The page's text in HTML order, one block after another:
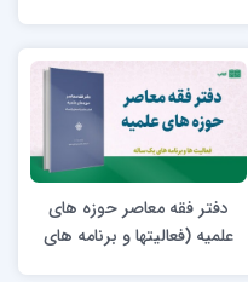
دفتر فقه معاصر حوزه های
علمیه (فعالیتها و برنامه های